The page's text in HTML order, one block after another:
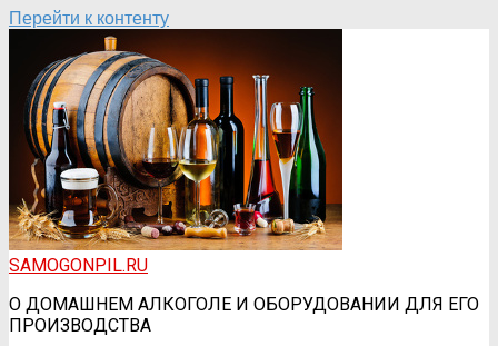
Перейти к контенту
SAMOGONPIL.RU
О ДОМАШНЕМ АЛКОГОЛЕ И ОБОРУДОВАНИИ ДЛЯ ЕГО
ПРОИЗВОДСТВА